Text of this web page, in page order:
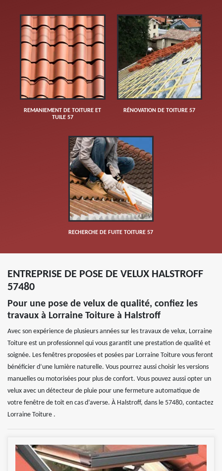
REMANIEMENT DE TOITURE ET
TUILE 57
RÉNOVATION DE TOITURE 57
RECHERCHE DE FUITE TOITURE 57
ENTREPRISE DE POSE DE VELUX HALSTROFF
57480
Pour une pose de velux de qualité, confiez les
travaux à Lorraine Toiture à Halstroff
Avec son expérience de plusieurs années sur les travaux de velux, Lorraine
Toiture est un professionnel qui vous garantit une prestation de qualité et
soignée. Les fenêtres proposées et posées par Lorraine Toiture vous feront
bénéficier d’une lumière naturelle. Vous pourrez aussi choisir les versions
manuelles ou motorisées pour plus de confort. Vous pouvez aussi opter un
velux avec un détecteur de pluie pour une fermeture automatique de
votre fenêtre de toit en cas d’averse. À Halstroff, dans le 57480, contactez
Lorraine Toiture .